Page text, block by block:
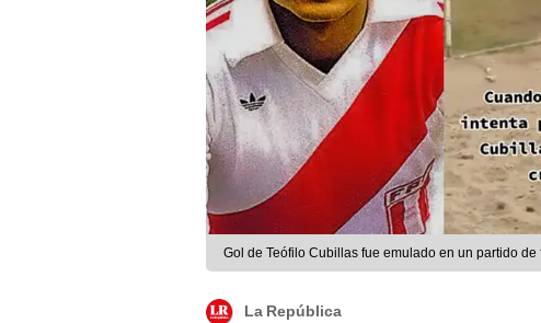
Gol de Teófilo Cubillas fue emulado en un partido
La República